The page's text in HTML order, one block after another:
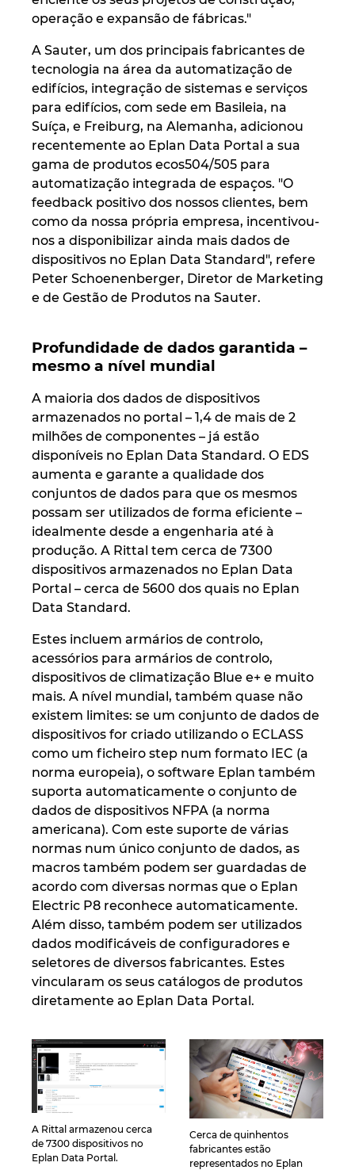
operação e expansão de fábricas."
A Sauter, um dos principais fabricantes de
tecnologia na área da automatização de
edifícios, integração de sistemas e serviços
para edifícios, com sede em Basileia, na
Suíça, e Freiburg, na Alemanha, adicionou
recentemente ao Eplan Data Portal a sua
gama de produtos ecos504/505 para
automatização integrada de espaços. "O
feedback positivo dos nossos clientes, bem
como da nossa própria empresa, incentivou-
nos a disponibilizar ainda mais dados de
dispositivos no Eplan Data Standard", refere
Peter Schoenenberger, Diretor de Marketing
e de Gestão de Produtos na Sauter.
Profundidade de dados garantida –
mesmo a nível mundial
A maioria dos dados de dispositivos
armazenados no portal – 1,4 de mais de 2
milhões de componentes – já estão
disponíveis no Eplan Data Standard. O EDS
aumenta e garante a qualidade dos
conjuntos de dados para que os mesmos
possam ser utilizados de forma eficiente –
idealmente desde a engenharia até à
produção. A Rittal tem cerca de 7300
dispositivos armazenados no Eplan Data
Portal – cerca de 5600 dos quais no Eplan
Data Standard.
Estes incluem armários de controlo,
acessórios para armários de controlo,
dispositivos de climatização Blue e+ e muito
mais. A nível mundial, também quase não
existem limites: se um conjunto de dados de
dispositivos for criado utilizando o ECLASS
como um ficheiro step num formato IEC (a
norma europeia), o software Eplan também
suporta automaticamente o conjunto de
dados de dispositivos NFPA (a norma
americana). Com este suporte de várias
normas num único conjunto de dados, as
macros também podem ser guardadas de
acordo com diversas normas que o Eplan
Electric P8 reconhece automaticamente.
Além disso, também podem ser utilizados
dados modificáveis de configuradores e
seletores de diversos fabricantes. Estes
vincularam os seus catálogos de produtos
diretamente ao Eplan Data Portal.
A Rittal armazenou cerca
de 7300 dispositivos no
Eplan Data Portal.
Cerca de quinhentos
fabricantes estão
representados no Eplan
United Arab Emirates
United Kingdom
United States